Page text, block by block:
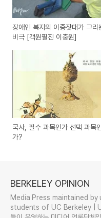
장애인 복지의 이중잣대가 그리
비극 [객원필진 이충원]
국사, 필수 과목인가 선택 과목
가?
BERKELEY OPINION
Media Press maintained by
students of UC Berkeley |